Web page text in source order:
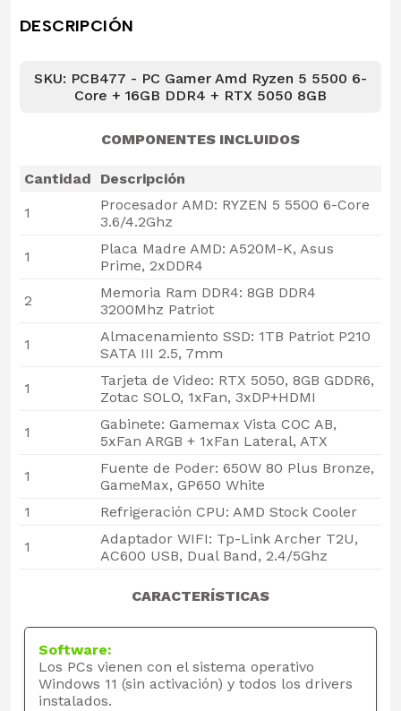
DESCRIPCIÓN
SKU: PCB477 - PC Gamer Amd Ryzen 5 5500 6-
Core + 16GB DDR4 + RTX 5050 8GB
COMPONENTES INCLUIDOS
Cantidad
Descripción
1
Procesador AMD: RYZEN 5 5500 6-Core
3.6/4.2Ghz
1
Placa Madre AMD: A520M-K, Asus
Prime, 2xDDR4
2
Memoria Ram DDR4: 8GB DDR4
3200Mhz Patriot
1
Almacenamiento SSD: 1TB Patriot P210
SATA III 2.5, 7mm
1
Tarjeta de Video: RTX 5050, 8GB GDDR6,
Zotac SOLO, 1xFan, 3xDP+HDMI
1
Gabinete: Gamemax Vista COC AB,
5xFan ARGB + 1xFan Lateral, ATX
1
Fuente de Poder: 650W 80 Plus Bronze,
GameMax, GP650 White
1
Refrigeración CPU: AMD Stock Cooler
1
Adaptador WIFI: Tp-Link Archer T2U,
AC600 USB, Dual Band, 2.4/5Ghz
CARACTERÍSTICAS
Software:
Los PCs vienen con el sistema operativo
Windows 11 (sin activación) y todos los drivers
instalados.